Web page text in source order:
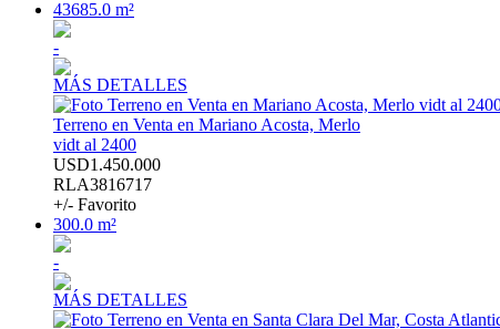
43685.0 m²
-
MÁS DETALLES
Terreno en Venta en Mariano Acosta, Merlo
vidt al 2400
USD1.450.000
RLA3816717
+/- Favorito
300.0 m²
-
MÁS DETALLES